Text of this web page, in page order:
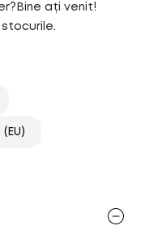
ați venit!